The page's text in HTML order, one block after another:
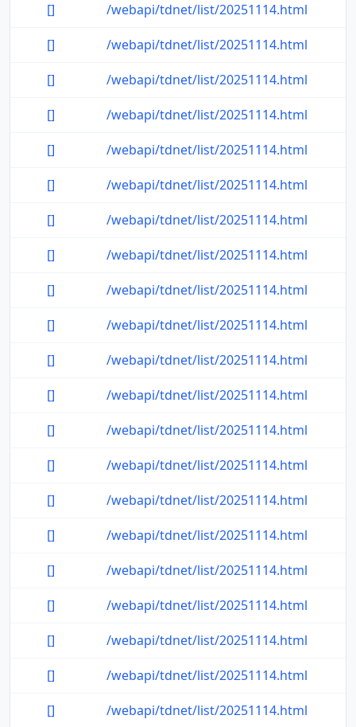
[]
/webapi/tdnet/list/20251114.html
[]
/webapi/tdnet/list/20251114.html
[]
/webapi/tdnet/list/20251114.html
[]
/webapi/tdnet/list/20251114.html
[]
/webapi/tdnet/list/20251114.html
[]
/webapi/tdnet/list/20251114.html
[]
/webapi/tdnet/list/20251114.html
[]
/webapi/tdnet/list/20251114.html
[]
/webapi/tdnet/list/20251114.html
[]
/webapi/tdnet/list/20251114.html
[]
/webapi/tdnet/list/20251114.html
[]
/webapi/tdnet/list/20251114.html
[]
/webapi/tdnet/list/20251114.html
[]
/webapi/tdnet/list/20251114.html
[]
/webapi/tdnet/list/20251114.html
[]
/webapi/tdnet/list/20251114.html
[]
/webapi/tdnet/list/20251114.html
[]
/webapi/tdnet/list/20251114.html
[]
/webapi/tdnet/list/20251114.html
[]
/webapi/tdnet/list/20251114.html
[]
/webapi/tdnet/list/20251114.html